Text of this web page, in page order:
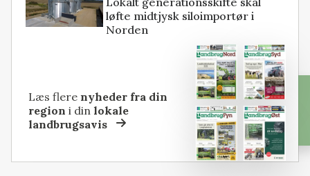
løfte midtjysk siloimportør i
Norden
Læs flere nyheder fra din
region i dinlokale
landbrugsavis